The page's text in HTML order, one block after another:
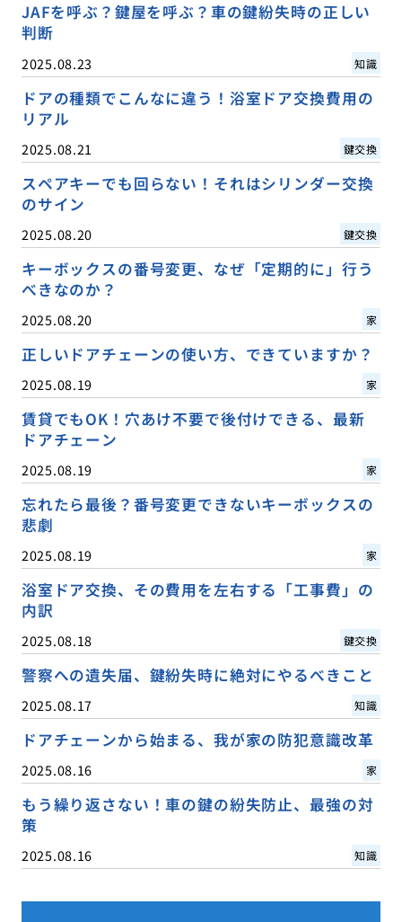
JAFを呼ぶ？鍵屋を呼ぶ？車の鍵紛失時の正しい
判断
2025.08.23 知識
ドアの種類でこんなに違う！浴室ドア交換費用の
リアル
2025.08.21 鍵交換
スペアキーでも回らない！それはシリンダー交換
のサイン
2025.08.20 鍵交換
キーボックスの番号変更、なぜ「定期的に」行う
べきなのか？
2025.08.20 家
正しいドアチェーンの使い方、できていますか？
2025.08.19 家
賃貸でもOK！穴あけ不要で後付けできる、最新
ドアチェーン
2025.08.19 家
忘れたら最後？番号変更できないキーボックスの
悲劇
2025.08.19 家
浴室ドア交換、その費用を左右する「工事費」の
内訳
2025.08.18 鍵交換
警察への遺失届、鍵紛失時に絶対にやるべきこと
2025.08.17 知識
ドアチェーンから始まる、我が家の防犯意識改革
2025.08.16 家
もう繰り返さない！車の鍵の紛失防止、最強の対
策
2025.08.16 知識